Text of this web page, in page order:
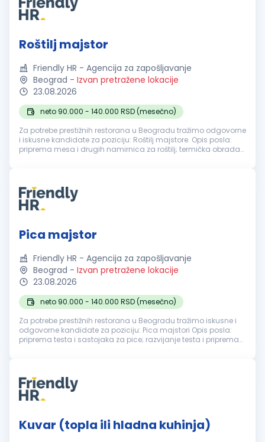
Roštilj majstor
Friendly HR - Agencija za zapošljavanje
Beograd - Izvan pretražene lokacije
23.08.2026
neto 90.000 - 140.000 RSD (mesečno)
Za potrebe prestižnih restorana u Beogradu tražimo odgovorne
i iskusne kandidate za poziciju: Roštilj majstore. Opis posla:
priprema mesa i drugih namirnica za roštilj; termička obrada
Pica majstor
Friendly HR - Agencija za zapošljavanje
Beograd - Izvan pretražene lokacije
23.08.2026
neto 90.000 - 140.000 RSD (mesečno)
Za potrebe prestižnih restorana u Beogradu tražimo iskusne i
odgovorne kandidate za poziciju: Pica majstori Opis posla:
priprema testa i sastojaka za pice; razvijanje testa i priprema
Kuvar (topla ili hladna kuhinja)